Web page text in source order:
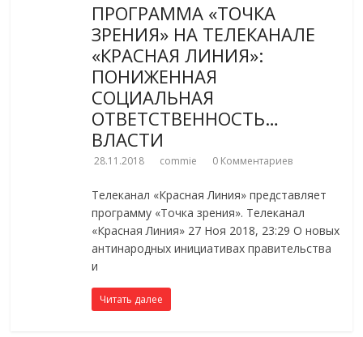
ПРОГРАММА «ТОЧКА
ЗРЕНИЯ» НА ТЕЛЕКАНАЛЕ
«КРАСНАЯ ЛИНИЯ»:
ПОНИЖЕННАЯ
СОЦИАЛЬНАЯ
ОТВЕТСТВЕННОСТЬ…
ВЛАСТИ
28.11.2018 commie 0 Комментариев
Телеканал «Красная Линия» представляет
программу «Точка зрения». Телеканал
«Красная Линия» 27 Ноя 2018, 23:29 О новых
антинародных инициативах правительства
и
Читать далее